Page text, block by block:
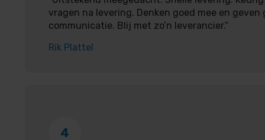
vragen na levering. Denken goed mee en geven
communicatie. Blij met zo’n leverancier.”
Rik Plattel
4